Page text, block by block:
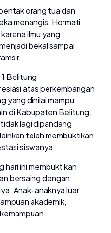
orang tua dan
menangis. Hormati
ilmu yang
bekal sampai
Belitung
atas perkembangan
yang dinilai mampu
di Kabupaten Belitung.
lagi dipandang
telah membuktikan
siswanya.
hari ini membuktikan
bersaing dengan
Anak-anaknya luar
akademik,